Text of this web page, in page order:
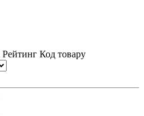
Рейтинг Код товару